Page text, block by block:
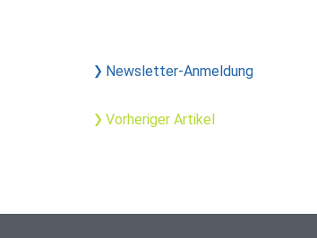
Newsletter-Anmeldung
Vorheriger Artikel